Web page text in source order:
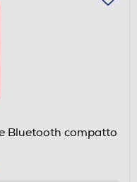
Bluetooth compatto